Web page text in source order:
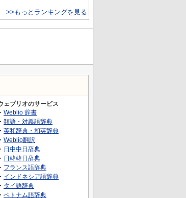
>>もっとランキングを見る
ェブリオのサービス
・ Weblio 辞書
・ 類語・対義語辞典
・ 英和辞典・和英辞典
・ Weblio翻訳
・ 日中中日辞典
・ 日韓韓日辞典
・ フランス語辞典
・ インドネシア語辞典
・ タイ語辞典
・ ベトナム語辞典